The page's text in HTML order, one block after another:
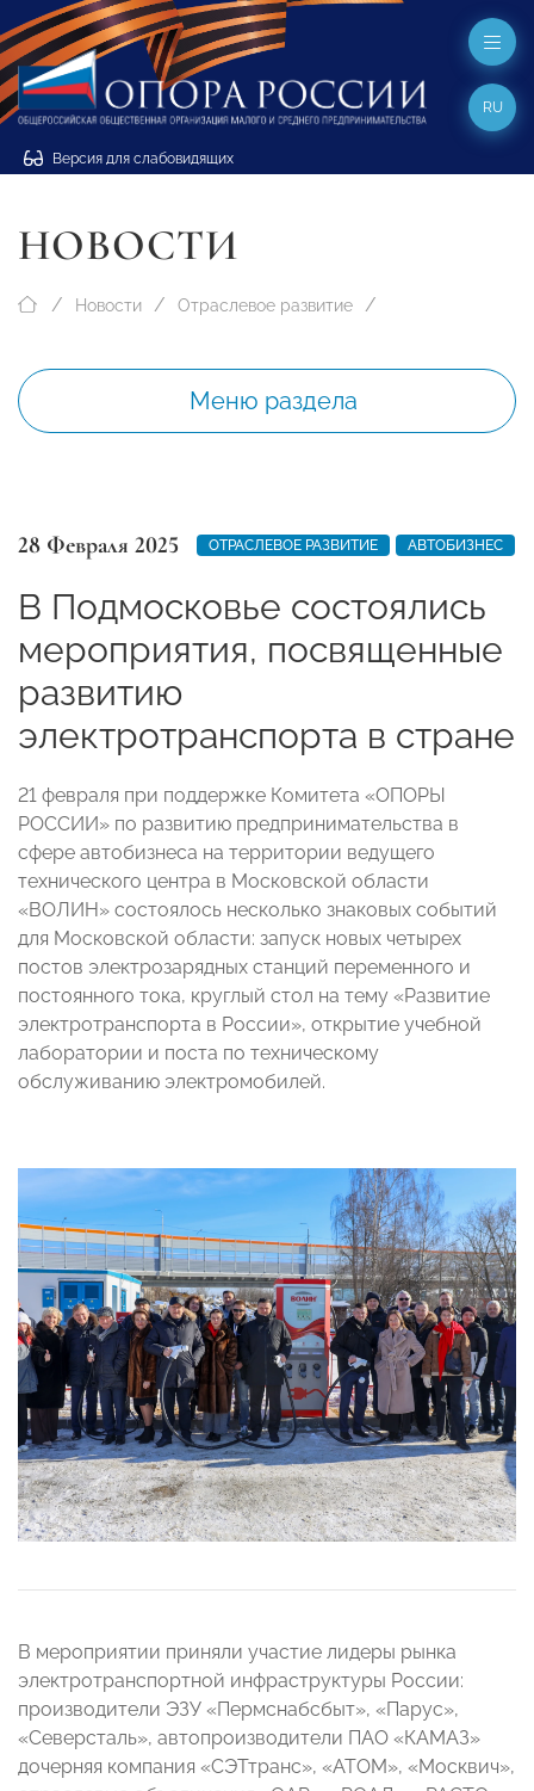
Версия для слабовидящих
RU
НОВОСТИ
Новости Отраслевое развитие
Меню раздела
28 Февраля 2025 ОТРАСЛЕВОЕ РАЗВИТИЕ АВТОБИЗНЕС
В Подмосковье состоялись
мероприятия, посвященные
развитию
электротранспорта в стране
21 февраля при поддержке Комитета «ОПОРЫ
РОССИИ» по развитию предпринимательства в
сфере автобизнеса на территории ведущего
технического центра в Московской области
«ВОЛИН» состоялось несколько знаковых событий
для Московской области: запуск новых четырех
постов электрозарядных станций переменного и
постоянного тока, круглый стол на тему «Развитие
электротранспорта в России», открытие учебной
лаборатории и поста по техническому
обслуживанию электромобилей.
В мероприятии приняли участие лидеры рынка
электротранспортной инфраструктуры России:
производители ЭЗУ «Пермснабсбыт», «Парус»,
«Северсталь», автопроизводители ПАО «КАМАЗ»
дочерняя компания «СЭТтранс», «АТОМ», «Москвич»,